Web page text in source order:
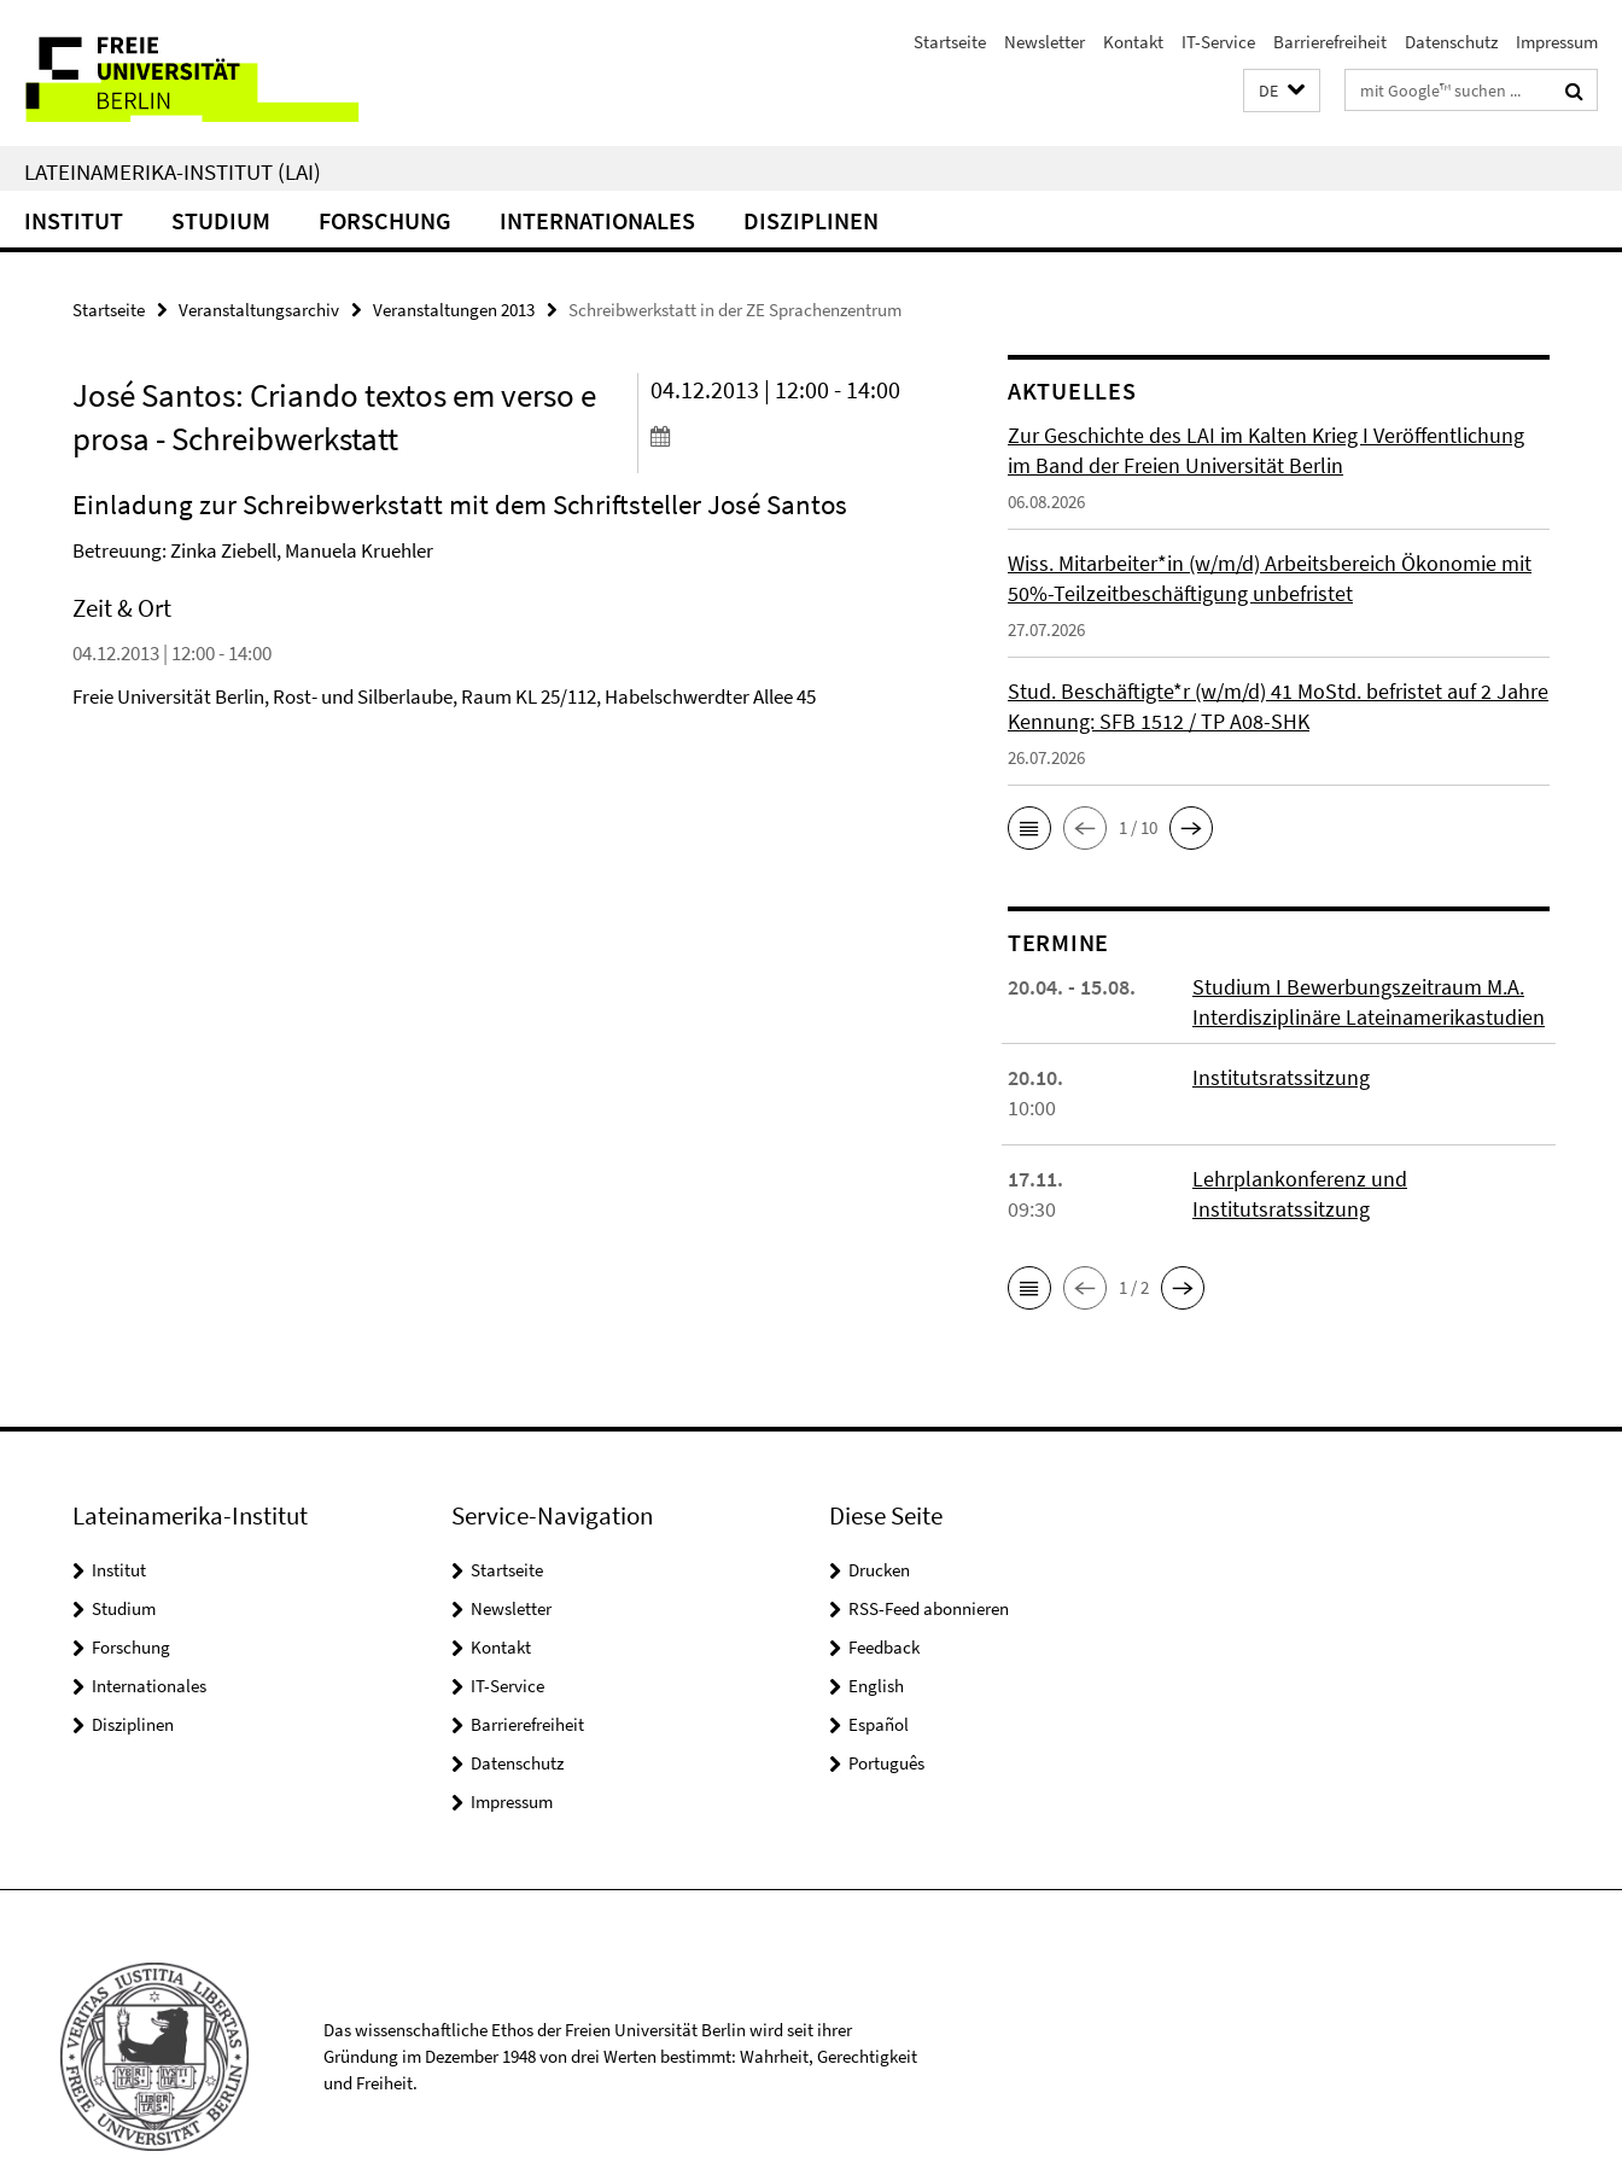
direkt
Inhalt
Service-
Navigation
Startseite Newsletter Kontakt IT-Service Barrierefreiheit Datenschutz Impressum
DE Suchbegriffe
LATEINAMERIKA-INSTITUT (LAI)
INSTITUT STUDIUM FORSCHUNG INTERNATIONALES DISZIPLINEN
Startseite Veranstaltungsarchiv Veranstaltungen 2013 Schreibwerkstatt in der ZE Sprachenzentrum
José Santos: Criando textos em verso e
prosa - Schreibwerkstatt
04.12.2013 | 12:00 - 14:00
Einladung zur Schreibwerkstatt mit dem Schriftsteller José Santos
Betreuung: Zinka Ziebell, Manuela Kruehler
Zeit & Ort
04.12.2013 | 12:00 - 14:00
Freie Universität Berlin, Rost- und Silberlaube, Raum KL 25/112, Habelschwerdter Allee 45
AKTUELLES
Zur Geschichte des LAI im Kalten Krieg I Veröffentlichung
im Band der Freien Universität Berlin
06.08.2026
Wiss. Mitarbeiter*in (w/m/d) Arbeitsbereich Ökonomie mit
50%-Teilzeitbeschäftigung unbefristet
27.07.2026
Stud. Beschäftigte*r (w/m/d) 41 MoStd. befristet auf 2 Jahre
Kennung: SFB 1512 / TP A08-SHK
26.07.2026
1 / 10
TERMINE
20.04. - 15.08.
Studium I Bewerbungszeitraum M.A.
Interdisziplinäre Lateinamerikastudien
20.10.
10:00
Institutsratssitzung
17.11.
09:30
Lehrplankonferenz und
Institutsratssitzung
1 / 2
Lateinamerika-Institut
Institut
Studium
Forschung
Internationales
Disziplinen
Service-Navigation
Startseite
Newsletter
Kontakt
IT-Service
Barrierefreiheit
Datenschutz
Impressum
Diese Seite
Drucken
RSS-Feed abonnieren
Feedback
English
Español
Português
Das wissenschaftliche Ethos der Freien Universität Berlin wird seit ihrer
Gründung im Dezember 1948 von drei Werten bestimmt: Wahrheit, Gerechtigkeit
und Freiheit.